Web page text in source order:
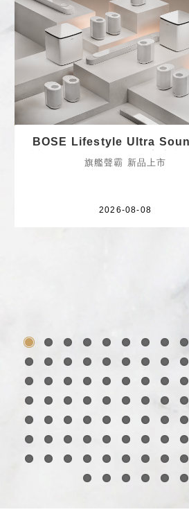
BOSE Lifestyle Ultra
試聽｜Dolby Atmos 家庭劇
北仕洋音響推薦
旗艦聲霸 新品上市
2026-08-08
1 2 3 4 5 6 7 8
15
16 17 18 19 20 21 22
29
30 31 32 33 34 35 36
43
44 45 46 47 48 49 50
57
58 59 60 61 62 63 64
71
72 73 74 75 76 77 78
85
86 87 88 89 90 91 92
99
100 101 102 103